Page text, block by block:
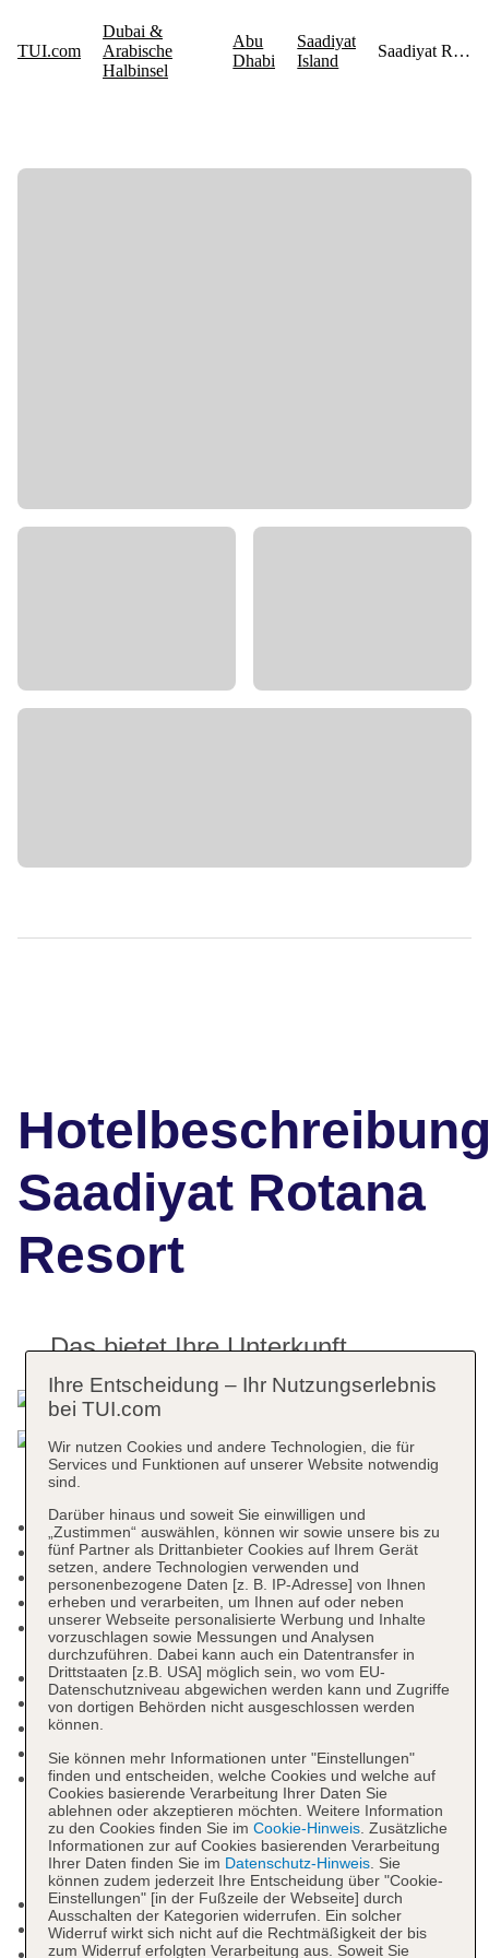
Saadiyat Rotana
Resort
Das bietet Ihre Unterkunft
Raucherbereich
Check-in Zeit ab 15:00 Uhr
Check-out Zeit bis 12:00 Uhr
Hoteleröffnung: 2018
Rezeption, Geldwechsel möglich, Hotelsafe: ohne
Gebühr
Gästebetreuung
Lift
Geldautomat in der Unterkunft
Gartenanlage
Pool „Main Swimming Pool“: Januar - Dezember;
saisonabhängig; wetterabhängig, ohne Gebühr,
Outdoor, Süßwasser, Liegen: ohne Gebühr,
Liegestühle: ohne Gebühr, Sonnenschirme: ohne
Gebühr
Badetücher: ohne Gebühr
Souvenirshop, Minimarkt, Friseur
Ihre Entscheidung – Ihr Nutzungserlebnis
bei TUI.com
Wir nutzen Cookies und andere Technologien, die für
Services und Funktionen auf unserer Website notwendig
sind.
Darüber hinaus und soweit Sie einwilligen und
„Zustimmen“ auswählen, können wir sowie unsere bis zu
fünf Partner als Drittanbieter Cookies auf Ihrem Gerät
setzen, andere Technologien verwenden und
personenbezogene Daten [z. B. IP-Adresse] von Ihnen
erheben und verarbeiten, um Ihnen auf oder neben
unserer Webseite personalisierte Werbung und Inhalte
vorzuschlagen sowie Messungen und Analysen
durchzuführen. Dabei kann auch ein Datentransfer in
Drittstaaten [z.B. USA] möglich sein, wo vom EU-
Datenschutzniveau abgewichen werden kann und Zugriffe
von dortigen Behörden nicht ausgeschlossen werden
können.
Sie können mehr Informationen unter "Einstellungen"
finden und entscheiden, welche Cookies und welche auf
Cookies basierende Verarbeitung Ihrer Daten Sie
ablehnen oder akzeptieren möchten. Weitere Information
zu den Cookies finden Sie im Cookie-Hinweis. Zusätzliche
Informationen zur auf Cookies basierenden Verarbeitung
Ihrer Daten finden Sie im Datenschutz-Hinweis. Sie
können zudem jederzeit Ihre Entscheidung über "Cookie-
Einstellungen" [in der Fußzeile der Webseite] durch
Ausschalten der Kategorien widerrufen. Ein solcher
Widerruf wirkt sich nicht auf die Rechtmäßigkeit der bis
zum Widerruf erfolgten Verarbeitung aus. Soweit Sie